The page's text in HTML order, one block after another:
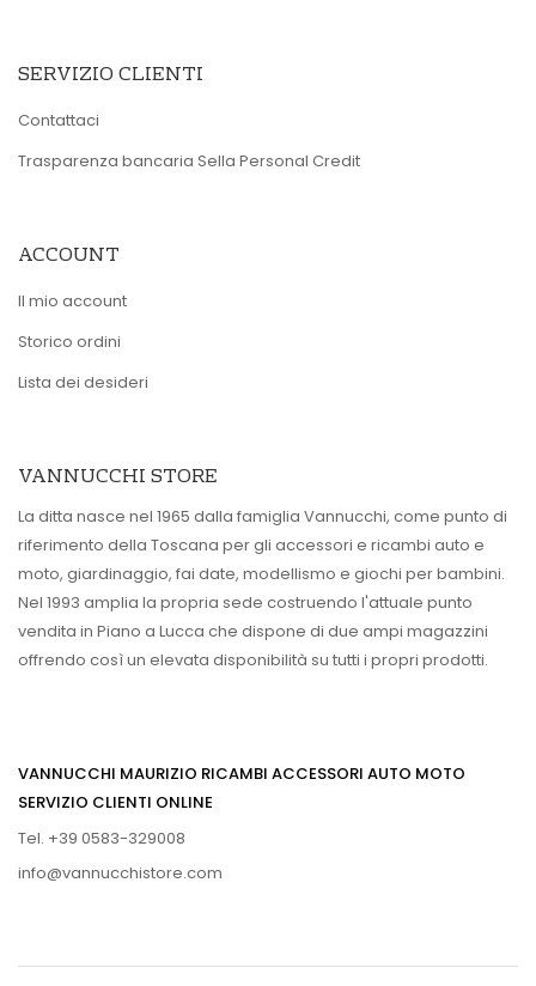
SERVIZIO CLIENTI
Contattaci
Trasparenza bancaria Sella Personal Credit
ACCOUNT
Il mio account
Storico ordini
Lista dei desideri
VANNUCCHI STORE
La ditta nasce nel 1965 dalla famiglia Vannucchi, come punto di
riferimento della Toscana per gli accessori e ricambi auto e
moto, giardinaggio, fai date, modellismo e giochi per bambini.
Nel 1993 amplia la propria sede costruendo l'attuale punto
vendita in Piano a Lucca che dispone di due ampi magazzini
offrendo così un elevata disponibilità su tutti i propri prodotti.
VANNUCCHI MAURIZIO RICAMBI ACCESSORI AUTO MOTO
SERVIZIO CLIENTI ONLINE
Tel. +39 0583-329008
info@vannucchistore.com